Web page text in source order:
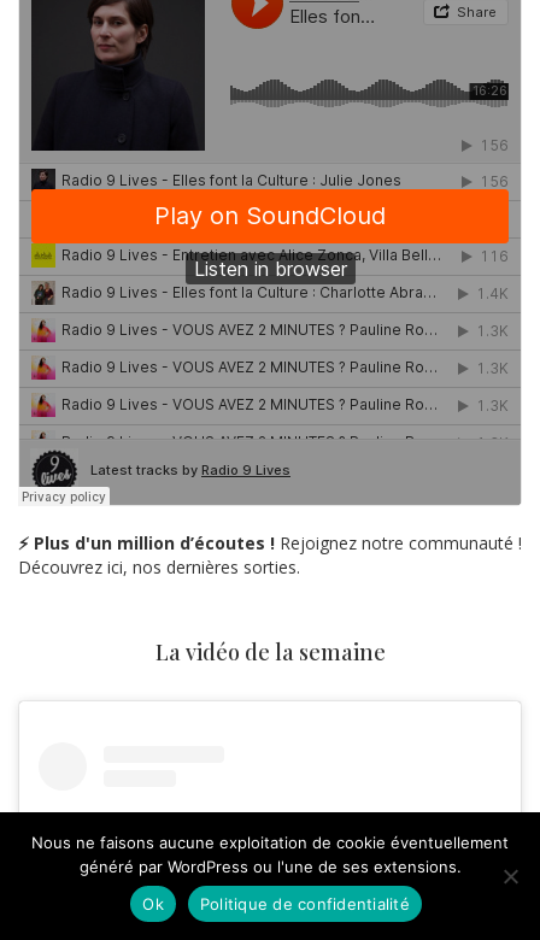
⚡ Plus d'un million d’écoutes ! Rejoignez notre communauté !
Découvrez ici, nos dernières sorties.
La vidéo de la semaine
Nous ne faisons aucune exploitation de cookie éventuellement
généré par WordPress ou l'une de ses extensions.
Ok
Politique de confidentialité